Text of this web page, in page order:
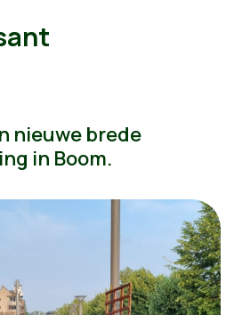
nieuwe brede
in Boom.